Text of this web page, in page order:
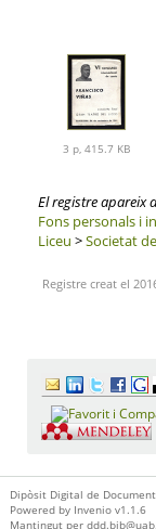
3 p, 415.7 KB
El registre apareix
Fons personals i
Liceu >Societat
Registre creat el
Dipòsit Digital de
Powered by Inveniov1.1.6
Mantingut per